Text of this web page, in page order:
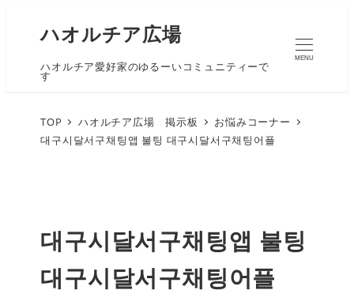
ハオルチア広場
ハオルチア愛好家のゆるーいコミュニティーで
す
MENU
TOP ハオルチア広場 掲示板
お悩みコーナー
대구시달서구채팅앱 불팅 대구시달서구채팅어플
대구시달서구채팅앱 불팅
대구시달서구채팅어플